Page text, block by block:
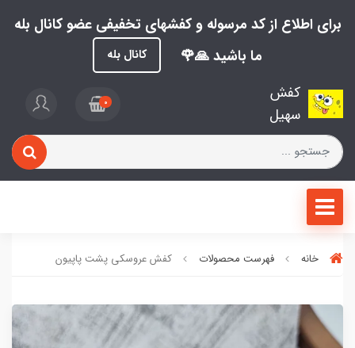
برای اطلاع از کد مرسوله و کفشهای تخفیفی عضو کانال بله
ما باشید 🙏🌹
کانال بله
کفش
سهیل
0
خانه فهرست محصولات کفش عروسکی پشت پاپیون